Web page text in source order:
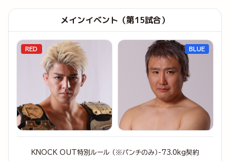
メインイベント（第15試合）
RED
KNOCK OUT特別ルール （※パンチのみ）-73.0kg契約
BLUE